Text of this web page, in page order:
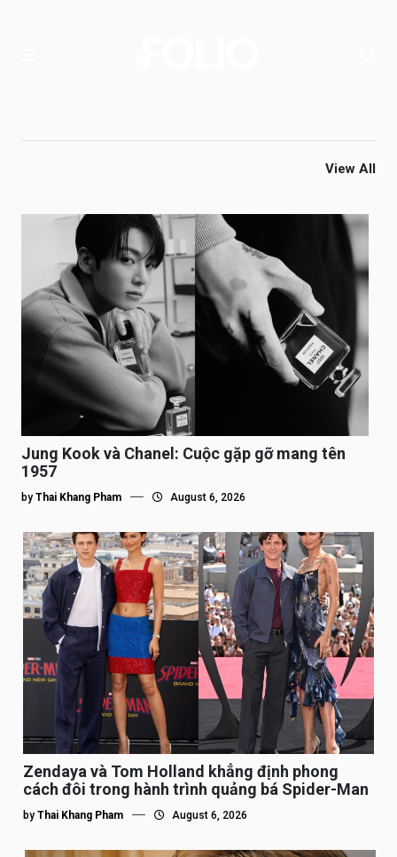
View All
Jung Kook và Chanel: Cuộc gặp gỡ mang tên
1957
by Thai Khang Pham August 6, 2026
Zendaya và Tom Holland khẳng định phong
cách đôi trong hành trình quảng bá Spider-Man
by Thai Khang Pham August 6, 2026